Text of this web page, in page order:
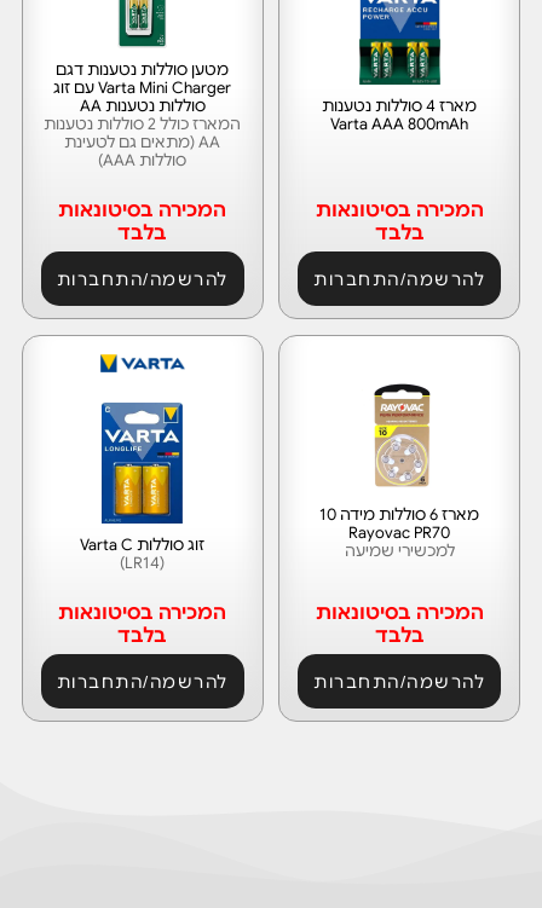
מארז 4 סוללות נטענות
Varta AAA 800mAh
המכירה בסיטונאות
בלבד
להרשמה/התחברות
המארז כולל 2 סוללות נטענות
AA (מתאים גם לטעינת
סוללות AAA)
מטען סוללות נטענות דגם
Varta Mini Charger עם זוג
סוללות נטענות AA
המכירה בסיטונאות
בלבד
להרשמה/התחברות
למכשירי שמיעה
מארז 6 סוללות מידה 10
Rayovac PR70
המכירה בסיטונאות
בלבד
להרשמה/התחברות
(LR14)
זוג סוללות Varta C
המכירה בסיטונאות
בלבד
להרשמה/התחברות